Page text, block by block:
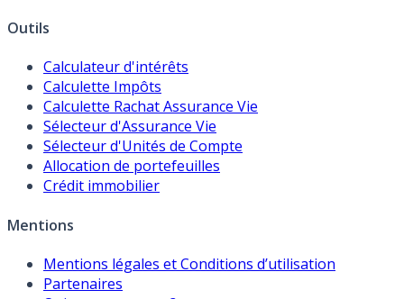
Outils
Calculateur d'intérêts
Calculette Impôts
Calculette Rachat Assurance Vie
Sélecteur d'Assurance Vie
Sélecteur d'Unités de Compte
Allocation de portefeuilles
Crédit immobilier
Mentions
Mentions légales et Conditions d’utilisation
Partenaires